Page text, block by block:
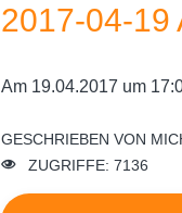
2017-04-19
Am 19.04.2017 um
GESCHRIEBEN VON
ZUGRIFFE: 7136